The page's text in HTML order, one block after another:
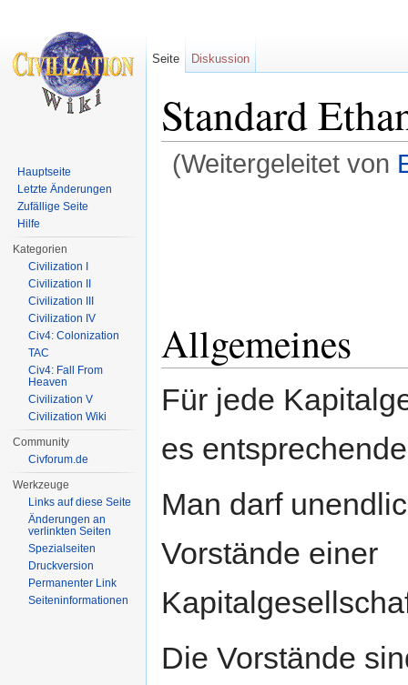
Standard
(Weitergeleitet von
Allgemeines
Für jede
es
Man darf
Vorstände einer
Die Vorstände
Seite Diskussion
Hauptseite
Letzte Änderungen
Zufällige Seite
Hilfe
Kategorien
Civilization I
Civilization II
Civilization III
Civilization IV
Civ4: Colonization
TAC
Civ4: Fall From
Heaven
Civilization V
Civilization Wiki
Community
Civforum.de
Werkzeuge
Links auf diese Seite
Änderungen an
verlinkten Seiten
Spezialseiten
Druckversion
Permanenter Link
Seiten­informationen